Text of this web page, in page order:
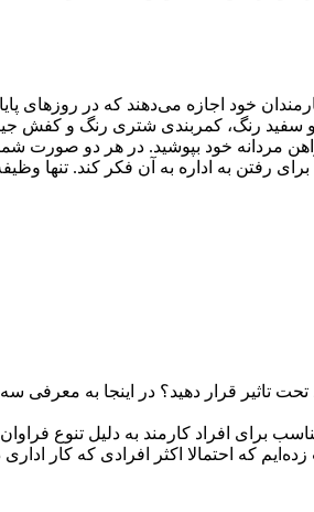
خود اجازه می‌دهند که در روزهای
و سفید رنگ، کمربندی شتری رنگ و کفش
مردانه خود بپوشید. در هر دو صورت
رفتن به اداره به آن فکر کند. تنها
تحت تاثیر قرار دهید؟ در اینجا به
برای افراد کارمند به دلیل تنوع
که احتمالا اکثر افرادی که کار اداری